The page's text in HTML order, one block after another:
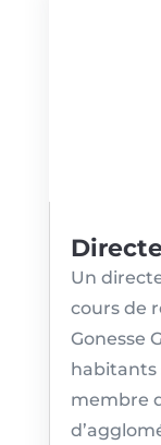
Un
cours de
Gonesse
habitants
membre